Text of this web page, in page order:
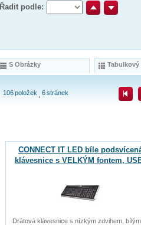
Řadit podle:
S Obrázky Tabulkový
106položek 6stránek
CONNECT IT LED bíle
klávesnice s VELKÝM fontem,
Drátová klávesnice s nízkým zdvihem, bílým